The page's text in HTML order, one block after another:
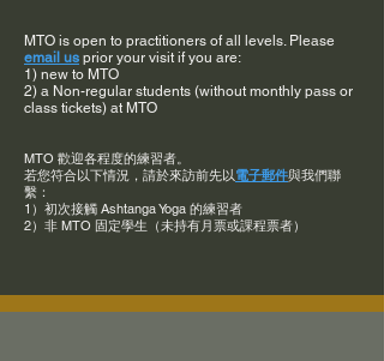
​MTO is open to practitioners of all levels. Please
email us prior your visit if you are:
1) new to MTO
2) a Non-regular students (without monthly pass or
class tickets) at MTO
MTO 歡迎各程度的練習者。
若您符合以下情況，請於來訪前先以電子郵件與我們聯
繫：
1）初次接觸 Ashtanga Yoga 的練習者
2）非 MTO 固定學生（未持有月票或課程票者）